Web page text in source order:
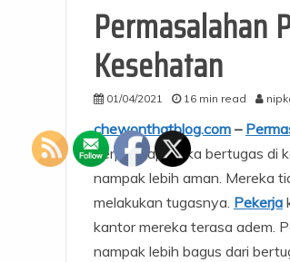
Permasalahan
Kesehatan
01/04/2021 16 min read
chewonthatblog.com –
berpendapat jika bertugas di
nampak lebih aman. Mereka
melakukan tugasnya. Pekerja
kantor mereka terasa adem.
nampak lebih bagus dari